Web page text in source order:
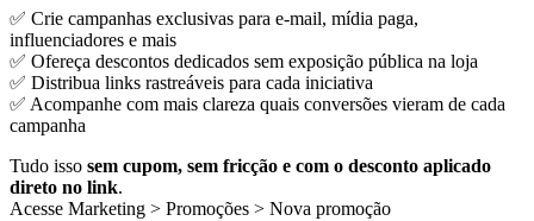
✅ Crie campanhas exclusivas para e-mail, mídia paga,
influenciadores e mais
✅ Ofereça descontos dedicados sem exposição pública na loja
✅ Distribua links rastreáveis para cada iniciativa
✅ Acompanhe com mais clareza quais conversões vieram de cada
campanha
Tudo isso sem cupom, sem fricção e com o desconto aplicado
direto no link.
Acesse Marketing > Promoções > Nova promoção